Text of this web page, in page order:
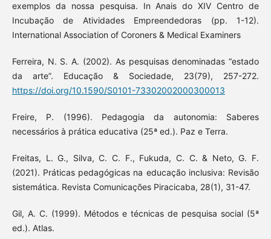
exemplos da nossa pesquisa. In Anais do XIV Centro de
Incubação de Atividades Empreendedoras (pp. 1-12).
International Association of Coroners & Medical Examiners
Ferreira, N. S. A. (2002). As pesquisas denominadas “estado
da arte”. Educação & Sociedade, 23(79), 257-272.
https://doi.org/10.1590/S0101-73302002000300013
Freire, P. (1996). Pedagogia da autonomia: Saberes
necessários à prática educativa (25ª ed.). Paz e Terra.
Freitas, L. G., Silva, C. C. F., Fukuda, C. C. & Neto, G. F.
(2021). Práticas pedagógicas na educação inclusiva: Revisão
sistemática. Revista Comunicações Piracicaba, 28(1), 31-47.
Gil, A. C. (1999). Métodos e técnicas de pesquisa social (5ª
ed.). Atlas.